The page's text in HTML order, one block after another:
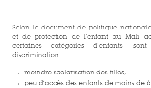
Selon le document de politique
et de protection de l’enfant au Mali
certaines catégories d’enfants
discrimination :
moindre scolarisation des filles,
peu d’accès des enfants de moins de